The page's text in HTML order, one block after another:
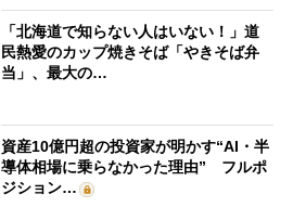
「北海道で知らない人はいない！」道
民熱愛のカップ焼きそば「やきそば弁
当」、最大の…
資産10億円超の投資家が明かす“AI・半
導体相場に乗らなかった理由” フルポ
ジション…